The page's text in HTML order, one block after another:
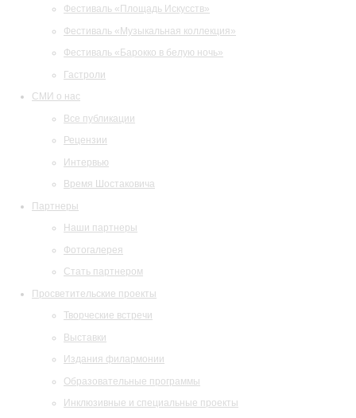
Фестиваль «Площадь Искусств»
Фестиваль «Музыкальная коллекция»
Фестиваль «Барокко в белую ночь»
Гастроли
СМИ о нас
Все публикации
Рецензии
Интервью
Время Шостаковича
Партнеры
Наши партнеры
Фотогалерея
Стать партнером
Просветительские проекты
Творческие встречи
Выставки
Издания филармонии
Образовательные программы
Инклюзивные и специальные проекты